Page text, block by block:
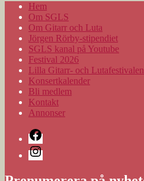
Hem
Om SGLS
Om Gitarr och Luta
Jörgen Rörby-stipendiet
SGLS kanal på Youtube
Festival 2026
Lilla Gitarr- och Lutafestivalen
Konsertkalender
Bli medlem
Kontakt
Annonser
Facebook
Instagram